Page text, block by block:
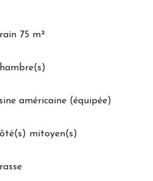
75 m²
américaine (équipée)
mitoyen(s)